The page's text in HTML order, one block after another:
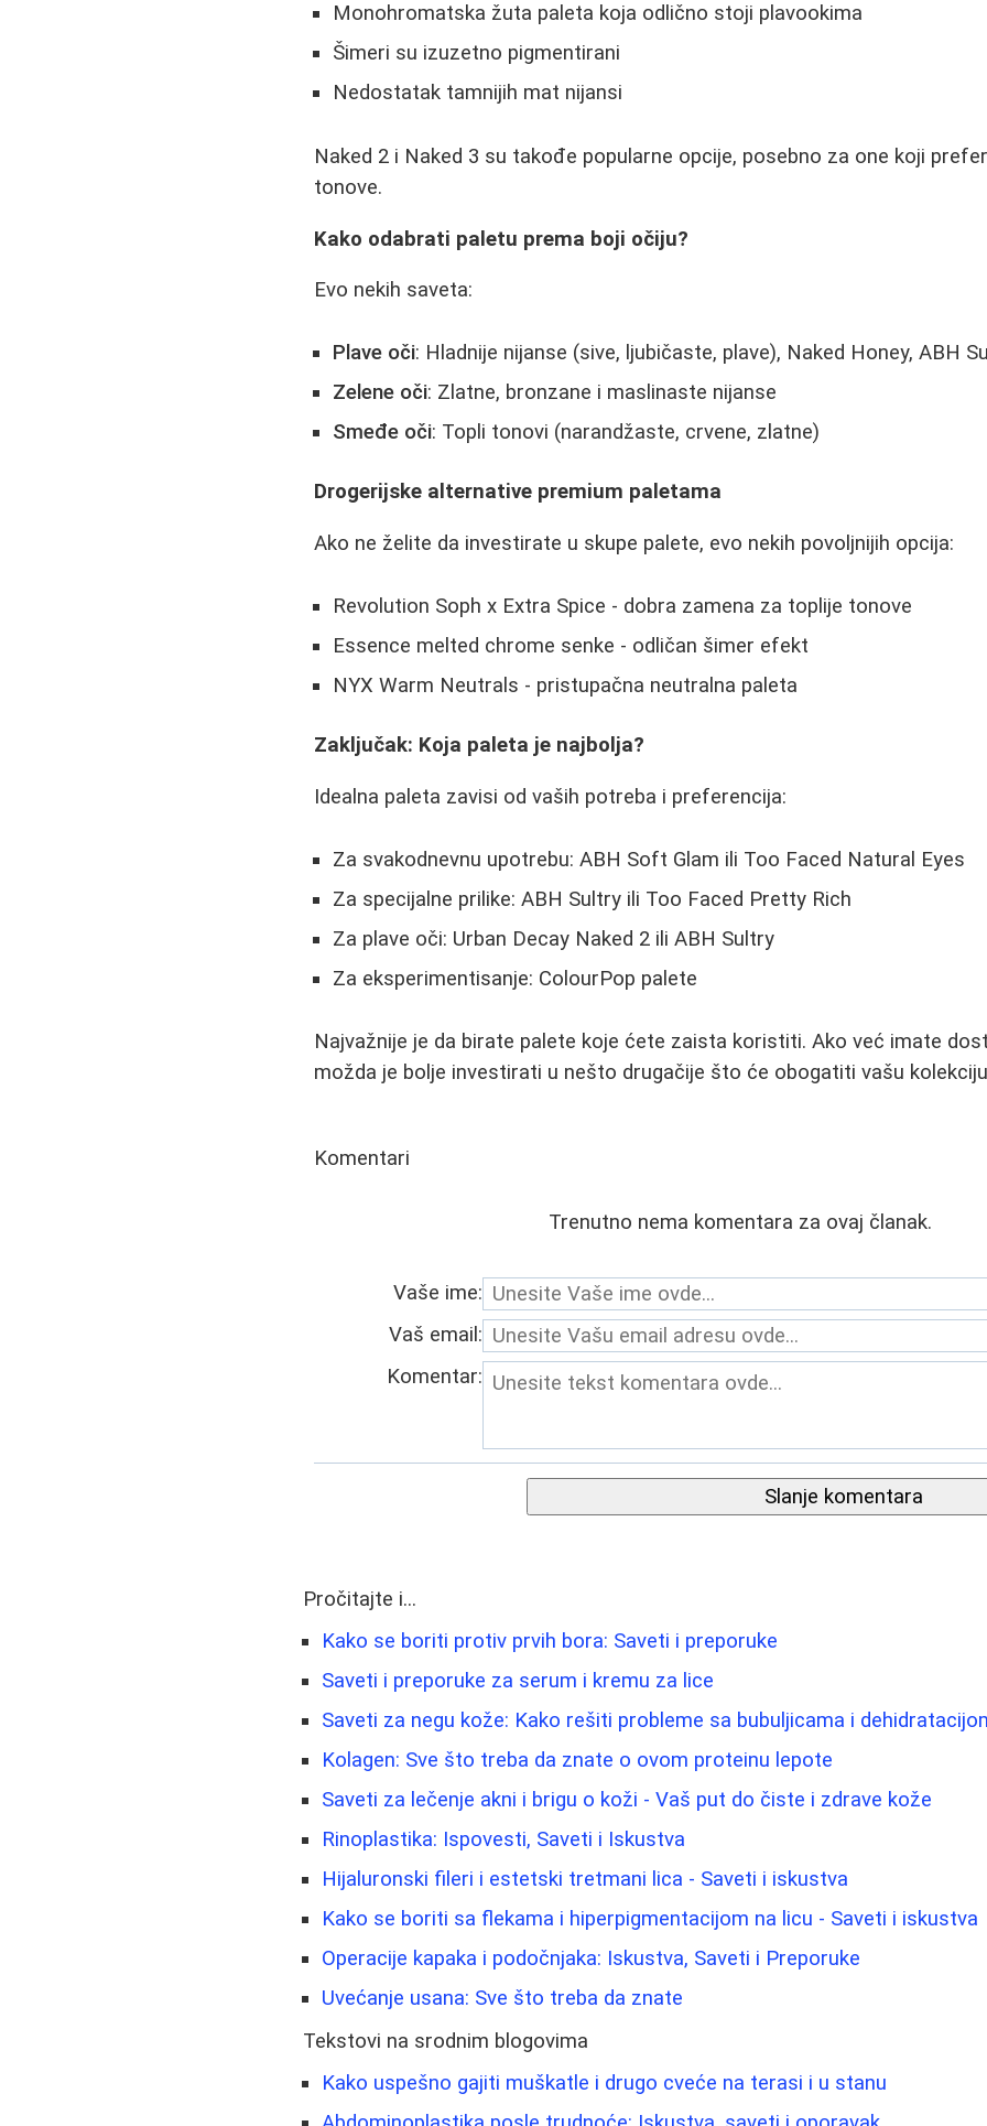
Monohromatska žuta paleta koja odlično stoji plavookima
Šimeri su izuzetno pigmentirani
Nedostatak tamnijih mat nijansi
Naked 2 i Naked 3 su takođe popularne opcije, posebno za one koji
tonove.
Kako odabrati paletu prema boji očiju?
Evo nekih saveta:
Plave oči: Hladnije nijanse (sive, ljubičaste, plave), Naked Honey, ABH
Zelene oči: Zlatne, bronzane i maslinaste nijanse
Smeđe oči: Topli tonovi (narandžaste, crvene, zlatne)
Drogerijske alternative premium paletama
Ako ne želite da investirate u skupe palete, evo nekih povoljnijih opcija:
Revolution Soph x Extra Spice - dobra zamena za toplije tonove
Essence melted chrome senke - odličan šimer efekt
NYX Warm Neutrals - pristupačna neutralna paleta
Zaključak: Koja paleta je najbolja?
Idealna paleta zavisi od vaših potreba i preferencija:
Za svakodnevnu upotrebu: ABH Soft Glam ili Too Faced Natural Eyes
Za specijalne prilike: ABH Sultry ili Too Faced Pretty Rich
Za plave oči: Urban Decay Naked 2 ili ABH Sultry
Za eksperimentisanje: ColourPop palete
Najvažnije je da birate palete koje ćete zaista koristiti. Ako već imate
možda je bolje investirati u nešto drugačije što će obogatiti vašu
Komentari
Trenutno nema komentara za ovaj članak.
Vaše ime:
Vaš email:
Komentar:
Slanje komentara
Pročitajte i...
Kako se boriti protiv prvih bora: Saveti i preporuke
Saveti i preporuke za serum i kremu za lice
Saveti za negu kože: Kako rešiti probleme sa bubuljicama i
Kolagen: Sve što treba da znate o ovom proteinu lepote
Saveti za lečenje akni i brigu o koži - Vaš put do čiste i zdrave kože
Rinoplastika: Ispovesti, Saveti i Iskustva
Hijaluronski fileri i estetski tretmani lica - Saveti i iskustva
Kako se boriti sa flekama i hiperpigmentacijom na licu - Saveti i iskustva
Operacije kapaka i podočnjaka: Iskustva, Saveti i Preporuke
Uvećanje usana: Sve što treba da znate
Tekstovi na srodnim blogovima
Kako uspešno gajiti muškatle i drugo cveće na terasi i u stanu